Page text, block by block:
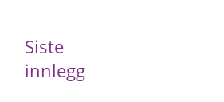
Siste
innlegg